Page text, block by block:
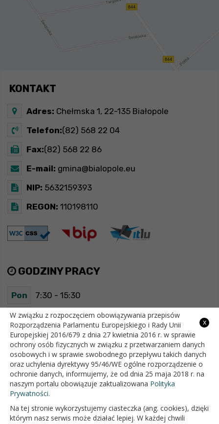
KONTAKT
Adres: Chełmska 1, 22-135 Białopole
Telefon:(82) 568 22 04
Fax:(82) 568 22 86
E-mail: gmina@bialopole.eu
NIP: 5632159393
REGON: 110198110
GODZINY PRACY
Pon 7:30 - 15:30
Wt 7:30 - 15:30
Śr 7:30 - 15:30
Czw 7:30 - 15:30
Pt 7:30 - 15:30
OFICJALNY SERWIS INTERNETOWY GMINY BIAŁOPOLE
x
W związku z rozpoczęciem obowiązywania przepisów
Rozporządzenia Parlamentu Europejskiego i Rady Unii
Europejskiej 2016/679 z dnia 27 kwietnia 2016 r. w sprawie
ochrony osób fizycznych w związku z przetwarzaniem danych
osobowych i w sprawie swobodnego przepływu takich danych
oraz uchylenia dyrektywy 95/46/WE ogólne rozporządzenie o
ochronie danych, informujemy, że od dnia 25 maja 2018 r. na
naszym portalu obowiązuje zaktualizowana Polityka
Prywatności.
Na tej stronie wykorzystujemy ciasteczka (ang. cookies), dzięki
którym nasz serwis może działać lepiej. W każdej chwili